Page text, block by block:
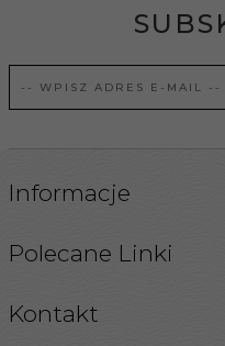
Informacje
Polecane Linki
Kontakt